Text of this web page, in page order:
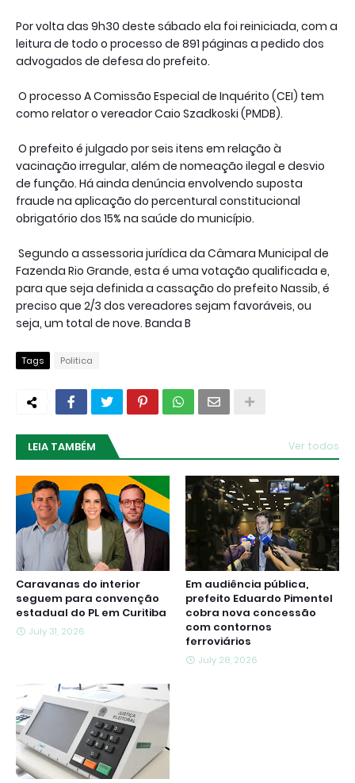
Por volta das 9h30 deste sábado ela foi reiniciada, com a
leitura de todo o processo de 891 páginas a pedido dos
advogados de defesa do prefeito.
O processo A Comissão Especial de Inquérito (CEI) tem
como relator o vereador Caio Szadkoski (PMDB).
O prefeito é julgado por seis itens em relação à
vacinação irregular, além de nomeação ilegal e desvio
de função. Há ainda denúncia envolvendo suposta
fraude na aplicação do percentural constitucional
obrigatório dos 15% na saúde do município.
Segundo a assessoria jurídica da Câmara Municipal de
Fazenda Rio Grande, esta é uma votação qualificada e,
para que seja definida a cassação do prefeito Nassib, é
preciso que 2/3 dos vereadores sejam favoráveis, ou
seja, um total de nove. Banda B
Tags Politica
LEIA TAMBÉM Ver todos
Caravanas do interior
seguem para convenção
estadual do PL em Curitiba
July 31, 2026
Em audiência pública,
prefeito Eduardo Pimentel
cobra nova concessão
com contornos
ferroviários
July 28, 2026